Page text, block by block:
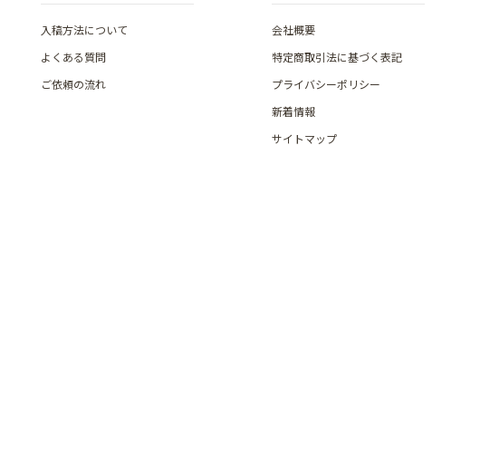
入稿方法について
よくある質問
ご依頼の流れ
会社概要
特定商取引法に基づく表記
プライバシーポリシー
新着情報
サイトマップ